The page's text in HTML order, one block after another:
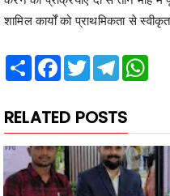
शामिल कार्यों को प्राथमिकता से
Share Facebook
TwitterTelegram
RELATED POSTS